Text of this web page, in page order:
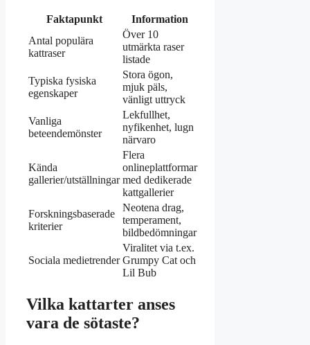
Faktapunkt
Information
Antal populära
kattraser
Över 10
utmärkta raser
listade
Typiska fysiska
egenskaper
Stora ögon,
mjuk päls,
vänligt uttryck
Vanliga
beteendemönster
Lekfullhet,
nyfikenhet, lugn
närvaro
Kända
gallerier/utställningar
Flera
onlineplattformar
med dedikerade
kattgallerier
Forskningsbaserade
kriterier
Neotena drag,
temperament,
bildbedömningar
Sociala medietrender
Viralitet via t.ex.
Grumpy Cat och
Lil Bub
Vilka kattarter anses
vara de sötaste?